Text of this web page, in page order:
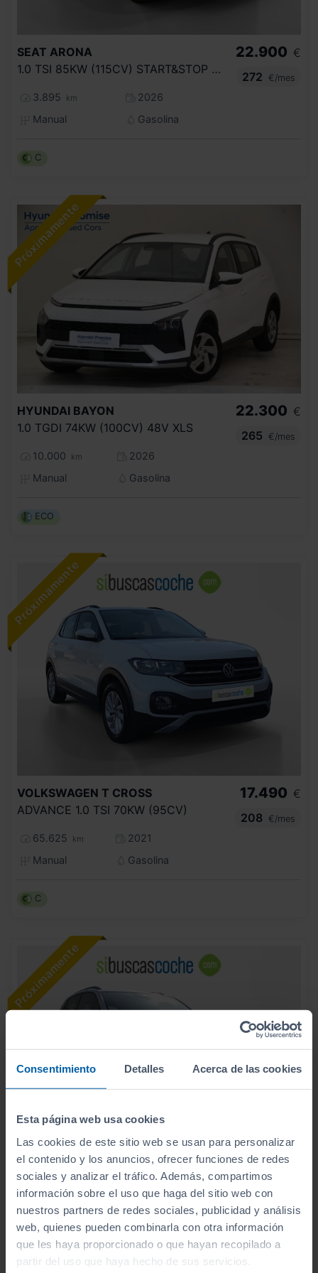
Consentimiento Detalles Acerca de las cookies
Esta página web usa cookies
Las cookies de este sitio web se usan para personalizar
el contenido y los anuncios, ofrecer funciones de redes
sociales y analizar el tráfico. Además, compartimos
información sobre el uso que haga del sitio web con
nuestros partners de redes sociales, publicidad y análisis
web, quienes pueden combinarla con otra información
que les haya proporcionado o que hayan recopilado a
partir del uso que haya hecho de sus servicios.
SEAT ARONA
1.0 TSI 85KW (115CV) START&STOP STYLE+
3.895 km
2026
Manual
Gasolina
22.900 €
272
€/mes
C
HYUNDAI BAYON
1.0 TGDI 74KW (100CV) 48V XLS
10.000 km
2026
Manual
Gasolina
22.300 €
265
€/mes
ECO
VOLKSWAGEN T CROSS
ADVANCE 1.0 TSI 70KW (95CV)
65.625 km
2021
Manual
Gasolina
17.490 €
208
€/mes
C
VOLKSWAGEN T CROSS
ADVANCE 1.0 TSI 81KW (110CV)
55.628
2022
Manual
Gasolina
18.990
226